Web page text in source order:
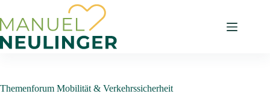
Themenforum Mobilität & Verkehrssicherheit